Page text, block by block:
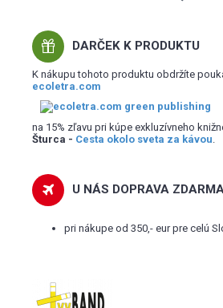
DARČEK K PRODUKTU
K nákupu tohoto produktu obdržíte
ecoletra.com
na 15% zľavu pri kúpe exkluzívneho
Šturca - Cesta okolo sveta za kávou.
U NÁS DOPRAVA
pri nákupe od 350,- eur pre celú